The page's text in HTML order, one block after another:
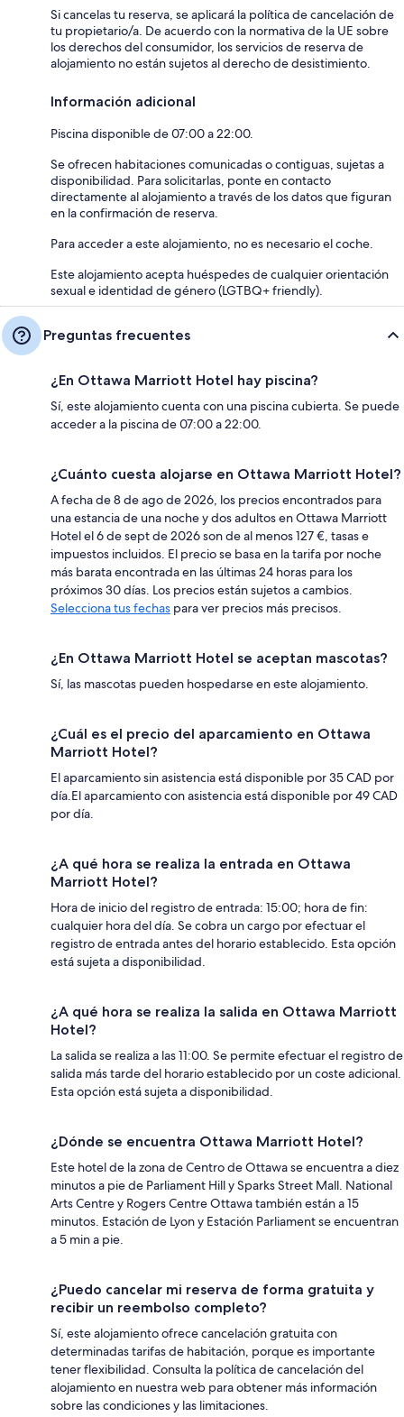
Si cancelas tu reserva, se aplicará la política de cancelación de
tu propietario/a. De acuerdo con la normativa de la UE sobre
los derechos del consumidor, los servicios de reserva de
alojamiento no están sujetos al derecho de desistimiento.
Información adicional
Piscina disponible de 07:00 a 22:00.
Se ofrecen habitaciones comunicadas o contiguas, sujetas a
disponibilidad. Para solicitarlas, ponte en contacto
directamente al alojamiento a través de los datos que figuran
en la confirmación de reserva.
Para acceder a este alojamiento, no es necesario el coche.
Este alojamiento acepta huéspedes de cualquier orientación
sexual e identidad de género (LGTBQ+ friendly).
Preguntas frecuentes
¿En Ottawa Marriott Hotel hay piscina?
Sí, este alojamiento cuenta con una piscina cubierta. Se puede
acceder a la piscina de 07:00 a 22:00.
¿Cuánto cuesta alojarse en Ottawa Marriott Hotel?
A fecha de 8 de ago de 2026, los precios encontrados para
una estancia de una noche y dos adultos en Ottawa Marriott
Hotel el 6 de sept de 2026 son de al menos 127 €, tasas e
impuestos incluidos. El precio se basa en la tarifa por noche
más barata encontrada en las últimas 24 horas para los
próximos 30 días. Los precios están sujetos a cambios.
Selecciona tus fechas para ver precios más precisos.
¿En Ottawa Marriott Hotel se aceptan mascotas?
Sí, las mascotas pueden hospedarse en este alojamiento.
¿Cuál es el precio del aparcamiento en Ottawa
Marriott Hotel?
El aparcamiento sin asistencia está disponible por 35 CAD por
día.El aparcamiento con asistencia está disponible por 49 CAD
por día.
¿A qué hora se realiza la entrada en Ottawa
Marriott Hotel?
Hora de inicio del registro de entrada: 15:00; hora de fin:
cualquier hora del día. Se cobra un cargo por efectuar el
registro de entrada antes del horario establecido. Esta opción
está sujeta a disponibilidad.
¿A qué hora se realiza la salida en Ottawa Marriott
Hotel?
La salida se realiza a las 11:00. Se permite efectuar el registro de
salida más tarde del horario establecido por un coste adicional.
Esta opción está sujeta a disponibilidad.
¿Dónde se encuentra Ottawa Marriott Hotel?
Este hotel de la zona de Centro de Ottawa se encuentra a diez
minutos a pie de Parliament Hill y Sparks Street Mall. National
Arts Centre y Rogers Centre Ottawa también están a 15
minutos. Estación de Lyon y Estación Parliament se encuentran
a 5 min a pie.
¿Puedo cancelar mi reserva de forma gratuita y
recibir un reembolso completo?
Sí, este alojamiento ofrece cancelación gratuita con
determinadas tarifas de habitación, porque es importante
tener flexibilidad. Consulta la política de cancelación del
alojamiento en nuestra web para obtener más información
sobre las condiciones y las limitaciones.